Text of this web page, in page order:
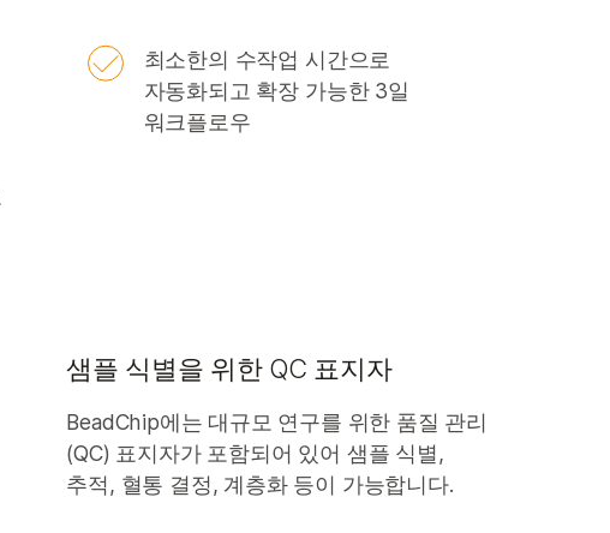
최소한의 수작업 시간으로
자동화되고 확장 가능한 3일
워크플로우
샘플 식별을 위한 QC 표지자
BeadChip에는 대규모 연구를 위한 품질 관리
(QC) 표지자가 포함되어 있어 샘플 식별,
추적, 혈통 결정, 계층화 등이 가능합니다.